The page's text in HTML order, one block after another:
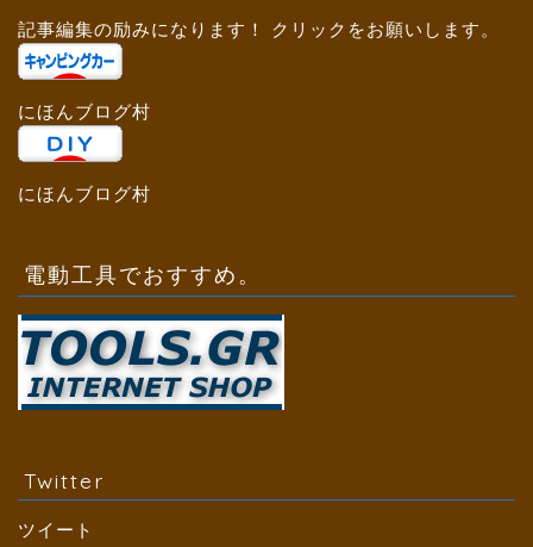
記事編集の励みになります！ クリックをお願いします。
にほんブログ村
にほんブログ村
電動工具でおすすめ。
Twitter
ツイート